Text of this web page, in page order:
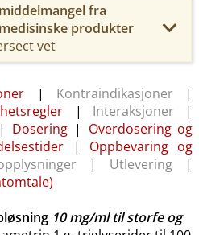
fra
produkter
vet
| Kontraindikasjoner|
| Interaksjoner |
| Dosering |
Overdosering og
| Oppbevaring og
| Utlevering|
10 mg/mltil storfe og